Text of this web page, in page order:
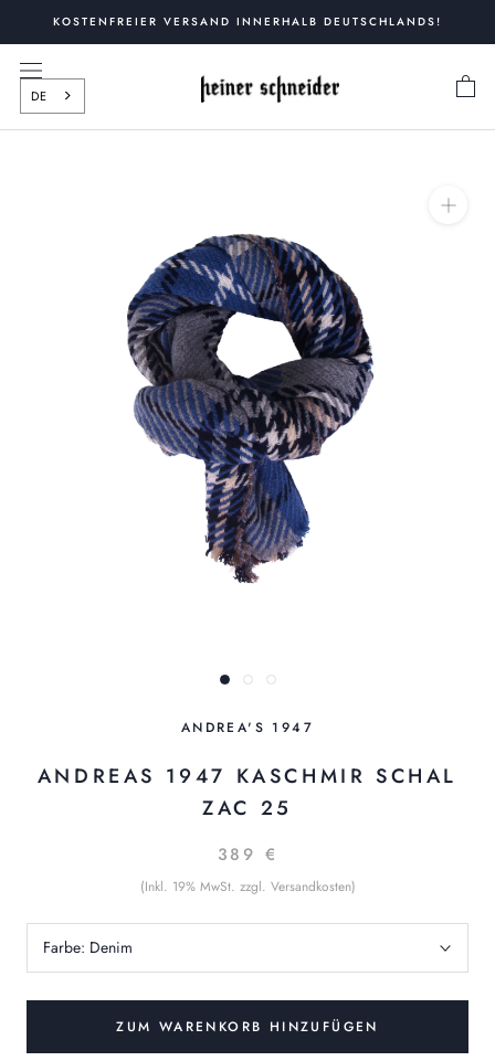
springen
KOSTENFREIER VERSAND INNERHALB DEUTSCHLANDS!
DE
ANDREA'S 1947
ANDREAS 1947 KASCHMIR SCHAL
ZAC 25
389 €
(Inkl. 19% MwSt. zzgl. Versandkosten)
Farbe: Denim
ZUM WARENKORB HINZUFÜGEN